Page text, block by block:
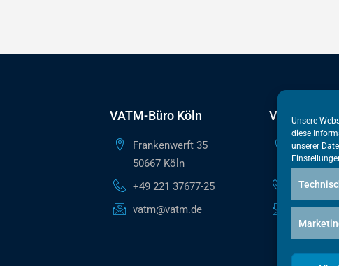
Unsere
diese
unserer
VATM-Büro Köln
Frankenwerft 35
50667 Köln
+49 221 37677-25
vatm@vatm.de
VATM-
10117
+49 30